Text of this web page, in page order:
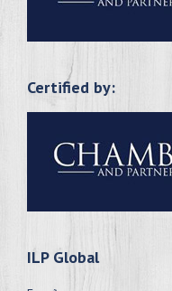
Certified by:
ILP Global